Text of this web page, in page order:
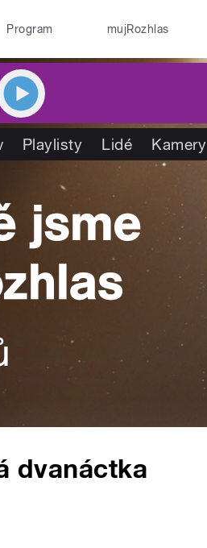
Program mujRozhlas
Playlisty Lidé Kamery
dvanáctka